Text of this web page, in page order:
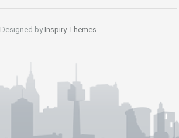
Designed by Inspiry Themes